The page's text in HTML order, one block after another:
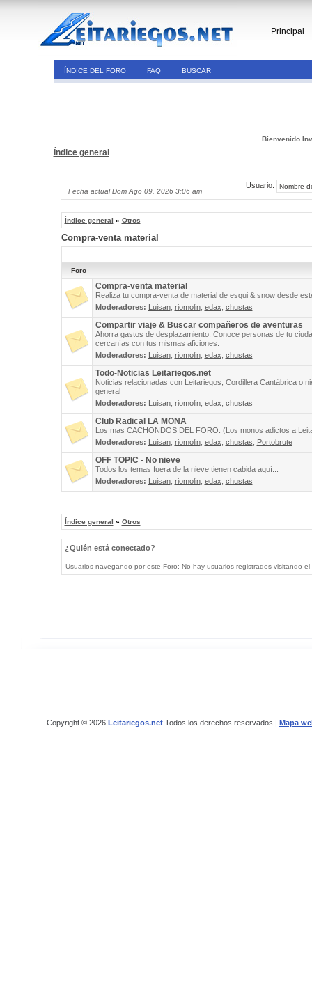
Principal
ÍNDICE DEL FORO FAQ BUSCAR
Bienvenido
Índice general
Fecha actual Dom Ago 09, 2026 3:06 am
Usuario:
Índice general » Otros
Compra-venta material
Foro
Compra-venta material
Realiza tu compra-venta de material de esqui & snow desde
Moderadores: Luisan, riomolin, edax chustas
Compartir viaje & Buscar compañeros de aventuras
Ahorra gastos de desplazamiento. Conoce personas de tu
cercanías con tus mismas aficiones.
Moderadores: Luisan, riomolin, edax chustas
Todo-Noticias Leitariegos.net
Noticias relacionadas con Leitariegos, Cordillera Cantábrica o
general
Moderadores: Luisan, riomolin, edax chustas
Club Radical LA MONA
Los mas CACHONDOS DEL FORO. (Los monos adictos a
Moderadores: Luisan, riomolin, edax chustas Portobrute
OFF TOPIC - No nieve
Todos los temas fuera de la nieve tienen cabida aquí...
Moderadores: Luisan, riomolin, edax chustas
Índice general » Otros
¿Quién está conectado?
Usuarios navegando por este Foro: No hay usuarios registrados visitando
Copyright © 2026 Leitariegos.netTodos los derechos reservados | Mapa